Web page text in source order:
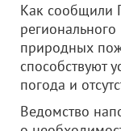
Как сообщили
природных
способствуют
погода и
Ведомство